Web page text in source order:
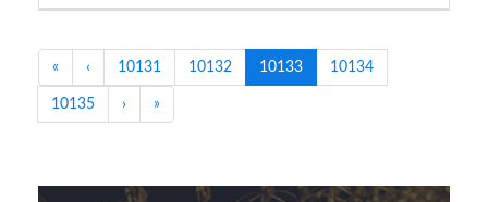
« ‹ 10131 10132 10133 10134
10135 › »